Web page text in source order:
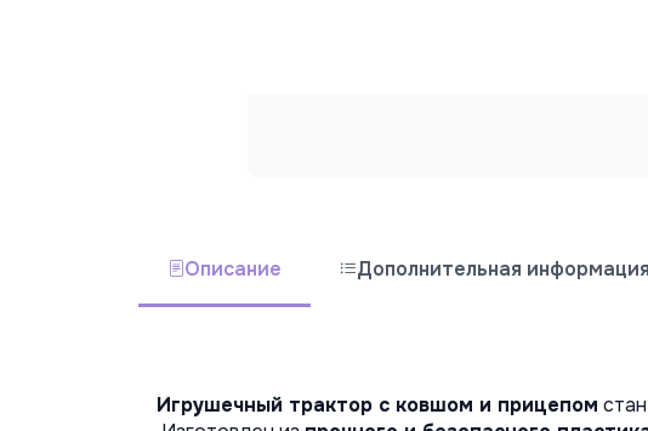
Описание Дополнительная информация
Игрушечный трактор с ковшом и прицепом